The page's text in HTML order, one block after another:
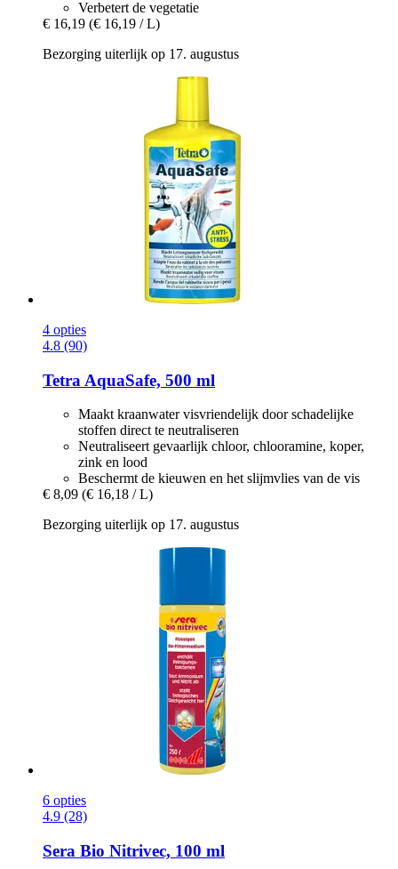
Verbetert de vegetatie
€ 16,19 (€ 16,19 / L)
Bezorging uiterlijk op 17. augustus
4 opties
4.8 (90)
Tetra AquaSafe, 500 ml
Maakt kraanwater visvriendelijk door schadelijke
stoffen direct te neutraliseren
Neutraliseert gevaarlijk chloor, chlooramine, koper,
zink en lood
Beschermt de kieuwen en het slijmvlies van de vis
€ 8,09 (€ 16,18 / L)
Bezorging uiterlijk op 17. augustus
6 opties
4.9 (28)
Sera Bio Nitrivec, 100 ml